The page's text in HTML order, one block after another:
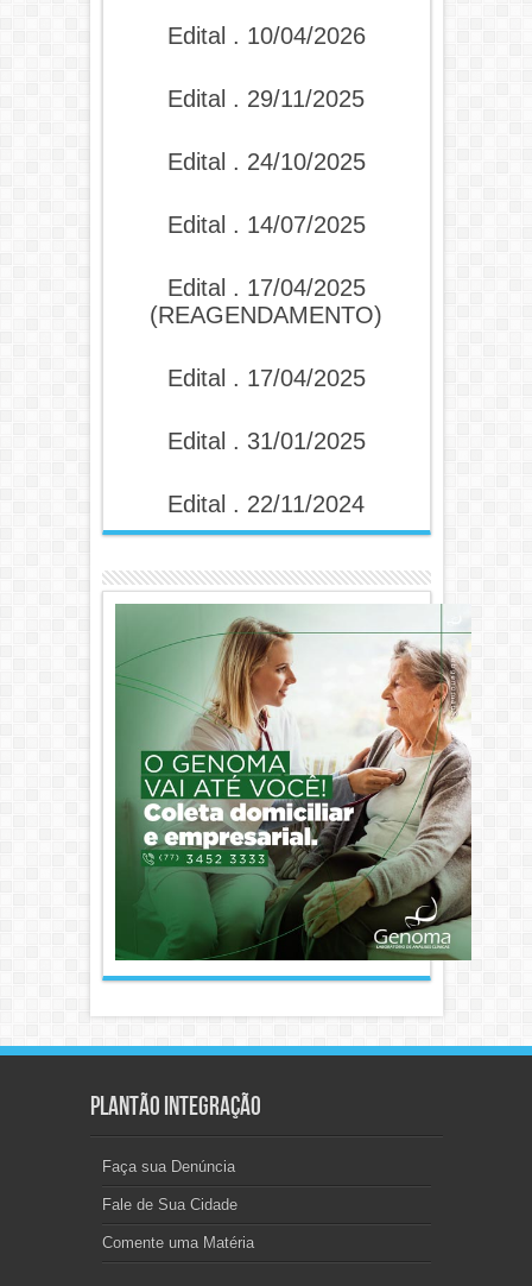
Edital . 10/04/2026
Edital . 29/11/2025
Edital . 24/10/2025
Edital . 14/07/2025
Edital . 17/04/2025
(REAGENDAMENTO)
Edital . 17/04/2025
Edital . 31/01/2025
Edital . 22/11/2024
Plantão Integração
Faça sua Denúncia
Fale de Sua Cidade
Comente uma Matéria